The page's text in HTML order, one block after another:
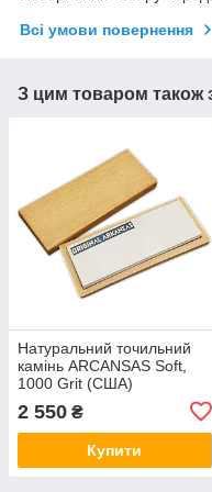
Всі умови повернення
З цим товаром також
Натуральний точильний
камінь ARCANSAS Soft,
1000 Grit (США)
2 550 ₴
Купити